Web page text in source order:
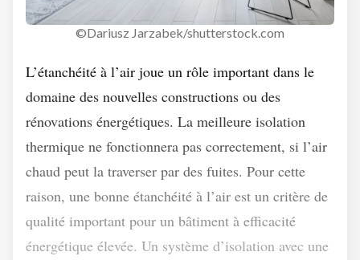
©Dariusz Jarzabek/shutterstock.com
L’étanchéité à l’air joue un rôle important dans le
domaine des nouvelles constructions ou des
rénovations énergétiques. La meilleure isolation
thermique ne fonctionnera pas correctement, si l’air
chaud peut la traverser par des fuites. Pour cette
raison, une bonne étanchéité à l’air est un critère de
qualité important pour un bâtiment à efficacité
énergétique élevée. Un système d’isolation avec une